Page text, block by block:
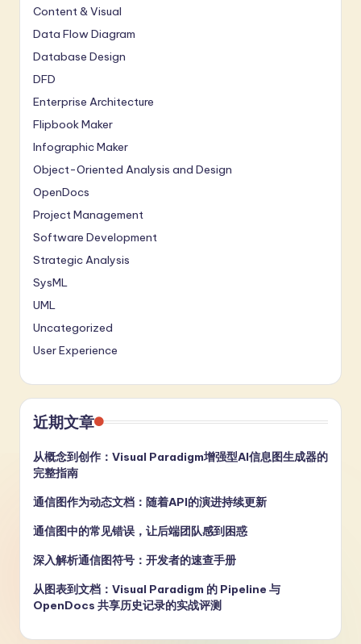
Content & Visual
Data Flow Diagram
Database Design
DFD
Enterprise Architecture
Flipbook Maker
Infographic Maker
Object-Oriented Analysis and Design
OpenDocs
Project Management
Software Development
Strategic Analysis
SysML
UML
Uncategorized
User Experience
近期文章
从概念到创作：Visual Paradigm增强型AI信息图生成器的
完整指南
通信图作为动态文档：随着API的演进持续更新
通信图中的常见错误，让后端团队感到困惑
深入解析通信图符号：开发者的速查手册
从图表到文档：Visual Paradigm 的 Pipeline 与
OpenDocs 共享历史记录的实战评测